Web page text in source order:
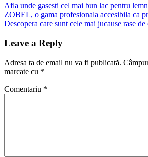
Navigare
în
Previous
Post:
Afla unde gasesti cel mai bun lac pentru
ZOBEL, o gama profesionala accesibila ca
Next
Descopera care sunt cele mai jucause rase de
Leave a Reply
Adresa ta de email nu va fi publicată.
marcate cu *
Comentariu *